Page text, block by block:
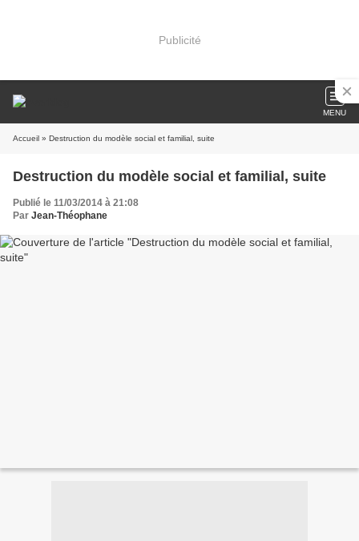
Publicité
MENU
Accueil » Destruction du modèle social et familial, suite
Destruction du modèle social et familial, suite
Publié le 11/03/2014 à 21:08
Par Jean-Théophane